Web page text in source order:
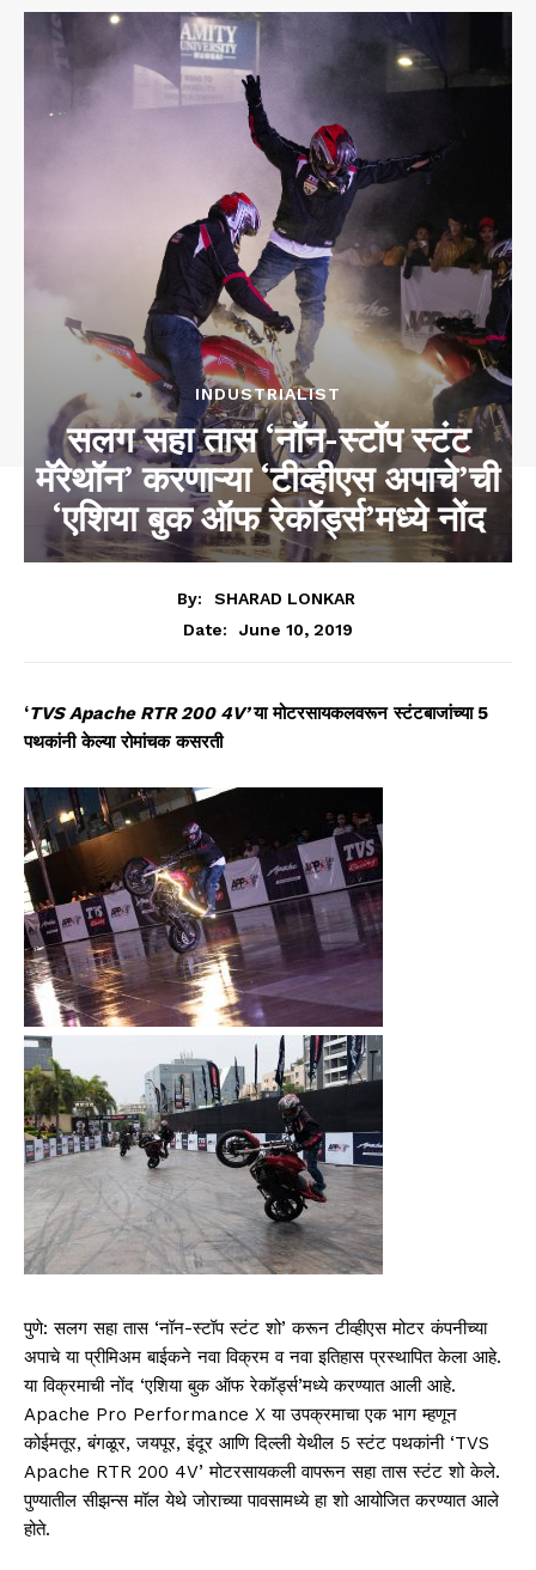
INDUSTRIALIST
सलग सहा तास ‘नॉन-स्टॉप स्टंट
मॅरेथॉन’ करणाऱ्या ‘टीव्हीएस अपाचे’ची
‘एशिया बुक ऑफ रेकॉर्ड्स’मध्ये नोंद
By:
SHARAD LONKAR
Date:
June 10, 2019
‘TVS Apache RTR 200 4V’या मोटरसायकलवरून स्टंटबाजांच्या5
पथकांनी केल्या रोमांचक कसरती
पुणे: सलग सहा तास ‘नॉन-स्टॉप स्टंट शो’ करून टीव्हीएस मोटर कंपनीच्या
अपाचे या प्रीमिअम बाईकने नवा विक्रम व नवा इतिहास प्रस्थापित केला आहे.
या विक्रमाची नोंद ‘एशिया बुक ऑफ रेकॉर्ड्स’मध्ये करण्यात आली आहे.
Apache Pro Performance X या उपक्रमाचा एक भाग म्हणून
कोईमतूर, बंगळूर, जयपूर, इंदूर आणि दिल्ली येथील 5 स्टंट पथकांनी ‘TVS
Apache RTR 200 4V’ मोटरसायकली वापरून सहा तास स्टंट शो केले.
पुण्यातील सीझन्स मॉल येथे जोराच्या पावसामध्ये हा शो आयोजित करण्यात आले
होते.